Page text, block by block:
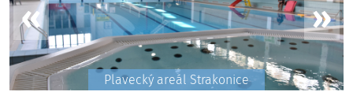
Plavecký areál Strakonice